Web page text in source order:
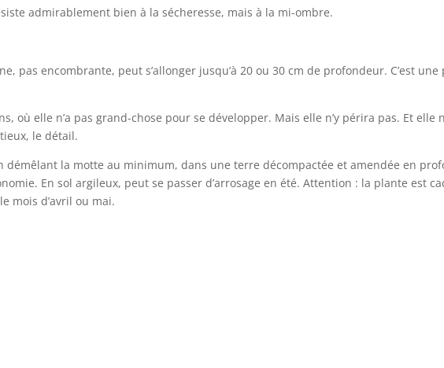
admirablement bien à la sécheresse, mais à la mi-ombre.
pas encombrante, peut s’allonger jusqu’à 20 ou 30 cm de profondeur. C’est
où elle n’a pas grand-chose pour se développer. Mais elle n’y périra pas. Et elle
le détail.
démêlant la motte au minimum, dans une terre décompactée et amendée en
En sol argileux, peut se passer d’arrosage en été. Attention : la plante est
mois d’avril ou mai.